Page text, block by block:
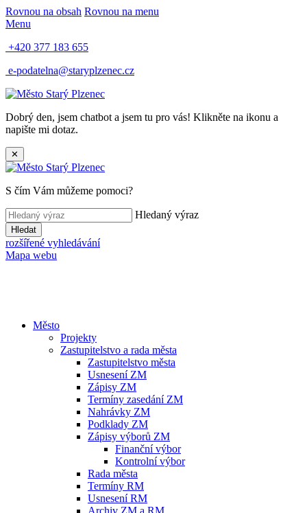
Rovnou na obsah Rovnou na menu
Menu
+420 377 183 655
e-podatelna@staryplzenec.cz
Dobrý den, jsem chatbot a jsem tu pro vás! Klikněte na ikonu a
napište mi dotaz.
✕
S čím Vám můžeme pomoci?
Hledaný výraz
Hledat
rozšířené vyhledávání
Mapa webu
Město
Projekty
Zastupitelstvo a rada města
Zastupitelstvo města
Usnesení ZM
Zápisy ZM
Termíny zasedání ZM
Nahrávky ZM
Podklady ZM
Zápisy výborů ZM
Finanční výbor
Kontrolní výbor
Rada města
Termíny RM
Usnesení RM
Archiv ZM a RM